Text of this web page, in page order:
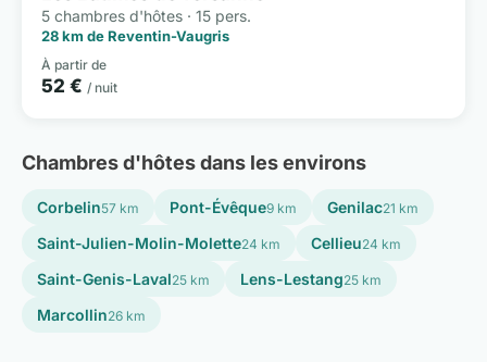
5 chambres d'hôtes · 15 pers.
28 km de Reventin-Vaugris
À partir de
52 € / nuit
Chambres d'hôtes dans les environs
Corbelin57 km Pont-Évêque9 km Genilac21 km
Saint-Julien-Molin-Molette24 km Cellieu24 km
Saint-Genis-Laval25 km Lens-Lestang25 km
Marcollin26 km